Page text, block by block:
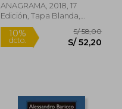
ANAGRAMA, 2018, 17
Edición, Tapa Blanda,
Nuevo